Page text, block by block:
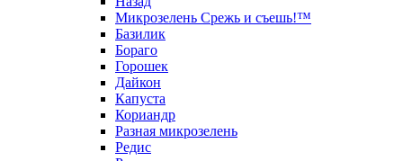
Микрозелень Срежь и съешь!™
Базилик
Бораго
Горошек
Дайкон
Капуста
Кориандр
Разная микрозелень
Редис